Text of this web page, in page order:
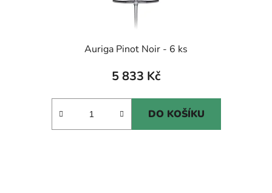
Auriga Pinot Noir - 6 ks
5 833 Kč
DO KOŠÍKU